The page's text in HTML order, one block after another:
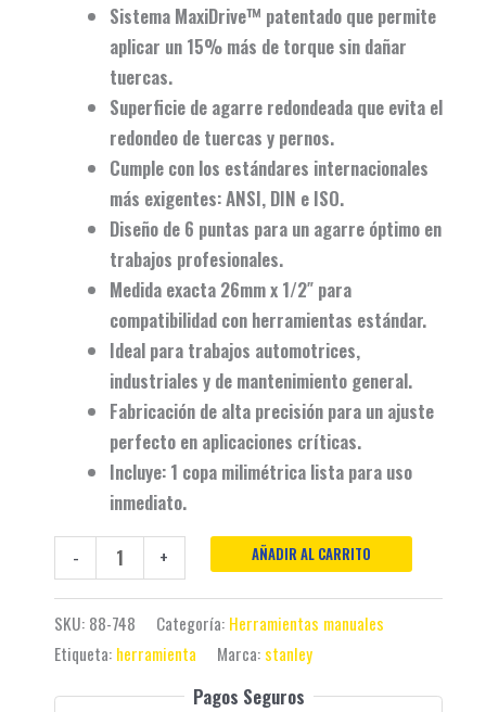
Sistema MaxiDrive™ patentado que permite
aplicar un 15% más de torque sin dañar
tuercas.
Superficie de agarre redondeada que evita el
redondeo de tuercas y pernos.
Cumple con los estándares internacionales
más exigentes:ANSI, DIN e ISO.
Diseño de 6 puntas para un agarre óptimo en
trabajos profesionales.
Medida exacta 26mm x 1/2″ para
compatibilidad con herramientas estándar.
Ideal para trabajos automotrices,
industriales y de mantenimiento general.
Fabricación de alta precisión para un ajuste
perfecto en aplicaciones críticas.
Incluye: 1 copa milimétrica lista para uso
inmediato.
- + AÑADIR AL CARRITO
SKU: 88-748 Categoría: Herramientas manuales
Etiqueta: herramienta Marca: stanley
Pagos Seguros